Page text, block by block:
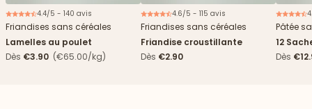
4.4/5 - 140 avis
Friandises sans céréales
Lamelles au poulet
Dès €3.90 (€65.00/kg)
4.6/5 - 115 avis
Friandises sans céréales
Friandise croustillante
Dès €2.90
Pâtée
12
Dès